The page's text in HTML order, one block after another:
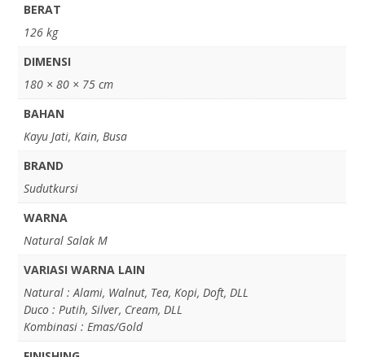
BERAT
126 kg
DIMENSI
180 × 80 × 75 cm
BAHAN
Kayu Jati, Kain, Busa
BRAND
Sudutkursi
WARNA
Natural Salak M
VARIASI WARNA LAIN
Natural : Alami, Walnut, Tea, Kopi, Doft, DLL
Duco : Putih, Silver, Cream, DLL
Kombinasi : Emas/Gold